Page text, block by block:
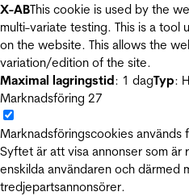
X-ABThis cookie is used by the
multi-variate testing. This is a
on the website. This allows the
variation/edition of the site.
Maximal lagringstid: 1 dagTyp:
Marknadsföring 27
Marknadsföringscookies
Syftet är att visa annonser som
enskilda användaren och därmed
tredjepartsannonsörer.